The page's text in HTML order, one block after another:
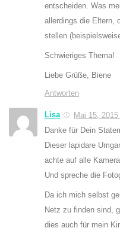
entscheiden. Was
allerdings die Eltern,
stellen
Schwieriges Thema!
Liebe Grüße, Biene
Antworten
Lisa
Mai 15,
Danke für Dein
Dieser lapidare
achte auf alle
Und spreche die
Da ich mich selbst
Netz zu finden sind,
dies auch für mein